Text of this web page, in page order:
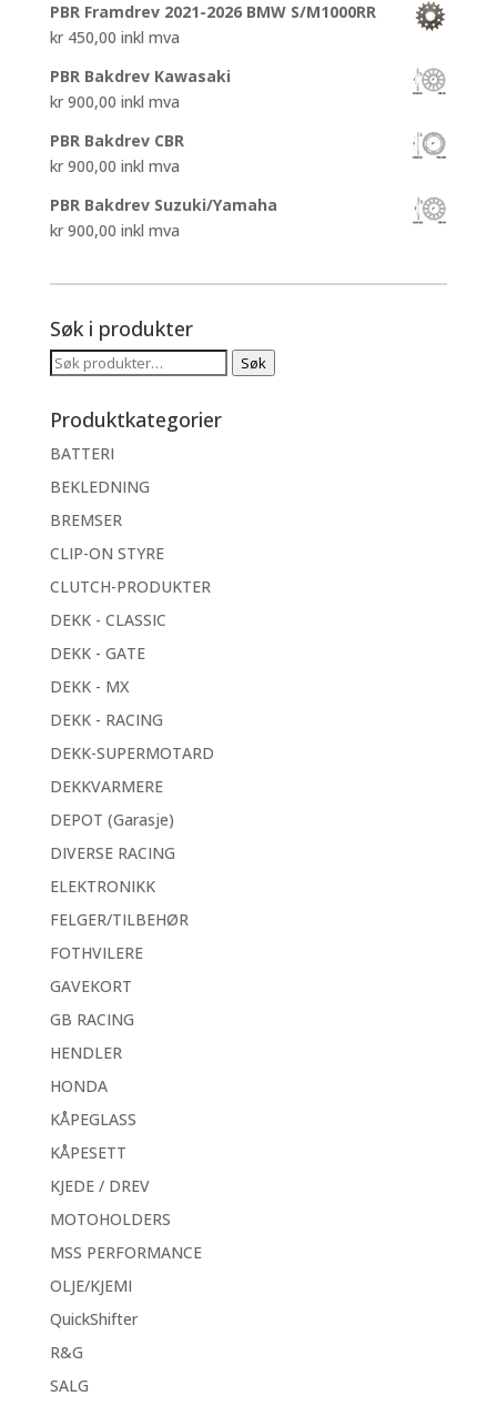
PBR Framdrev 2021-2026 BMW S/M1000RR
kr450,00 inkl mva
PBR Bakdrev Kawasaki
kr900,00 inkl mva
PBR Bakdrev CBR
kr900,00 inkl mva
PBR Bakdrev Suzuki/Yamaha
kr900,00 inkl mva
Søk i produkter
Søk
Søk
Produktkategorier
BATTERI
BEKLEDNING
BREMSER
CLIP-ON STYRE
CLUTCH-PRODUKTER
DEKK - CLASSIC
DEKK - GATE
DEKK - MX
DEKK - RACING
DEKK-SUPERMOTARD
DEKKVARMERE
DEPOT (Garasje)
DIVERSE RACING
ELEKTRONIKK
FELGER/TILBEHØR
FOTHVILERE
GAVEKORT
GB RACING
HENDLER
HONDA
KÅPEGLASS
KÅPESETT
KJEDE / DREV
MOTOHOLDERS
MSS PERFORMANCE
OLJE/KJEMI
QuickShifter
R&G
SALG